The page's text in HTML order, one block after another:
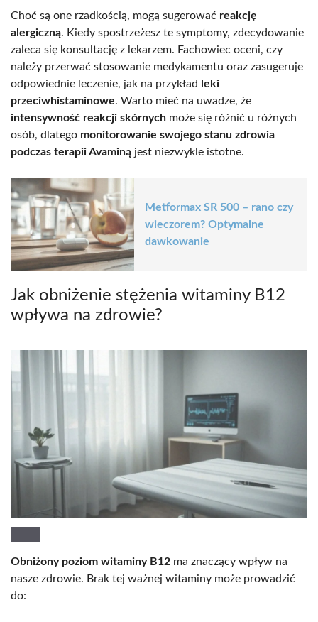
Choć są one rzadkością, mogą sugerować reakcję
alergiczną. Kiedy spostrzeżesz te symptomy, zdecydowanie
zaleca się konsultację z lekarzem. Fachowiec oceni, czy
należy przerwać stosowanie medykamentu oraz zasugeruje
odpowiednie leczenie, jak na przykład leki
przeciwhistaminowe. Warto mieć na uwadze, że
intensywność reakcji skórnych może się różnić u różnych
osób, dlatego monitorowanie swojego stanu zdrowia
podczas terapii Avaminą jest niezwykle istotne.
Metformax SR 500 – rano czy
wieczorem? Optymalne
dawkowanie
Jak obniżenie stężenia witaminy B12
wpływa na zdrowie?
Obniżony poziom witaminy B12 ma znaczący wpływ na
nasze zdrowie. Brak tej ważnej witaminy może prowadzić
do: